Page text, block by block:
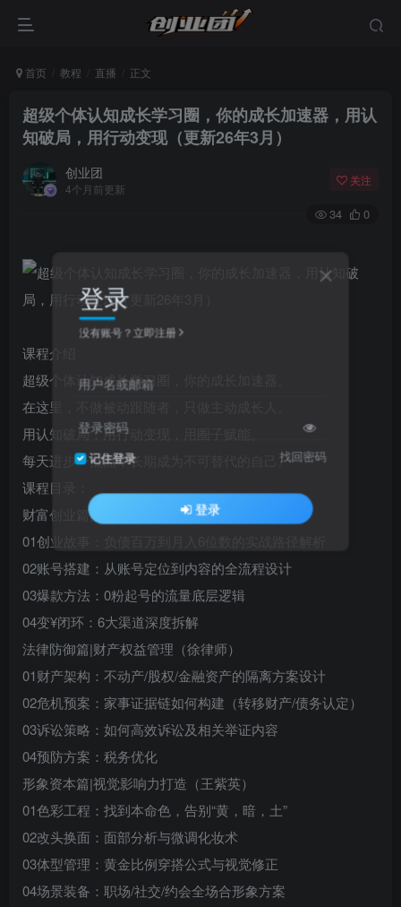
首页 教程 直播 正文
超级个体认知成长学习圈，你的成长加速器，用认
知破局，用行动变现（更新26年3月）
创业团
4个月前更新
关注
34 0
课程介绍
超级个体认知成长学习圈，你的成长加速器。
在这里，不做被动跟随者，只做主动成长人。
用认知破局，用行动变现，用圈子赋能。
每天进步一点点，长期成为不可替代的自己。
课程目录：
财富创业篇|自媒体创业重生篇（王大牙）
01创业故事：负债百万到月入6位数的实战路径解析
02账号搭建：从账号定位到内容的全流程设计
03爆款方法：0粉起号的流量底层逻辑
04变¥闭环：6大渠道深度拆解
法律防御篇|财产权益管理（徐律师）
01财产架构：不动产/股权/金融资产的隔离方案设计
02危机预案：家事证据链如何构建（转移财产/债务认定）
03诉讼策略：如何高效诉讼及相关举证内容
04预防方案：税务优化
形象资本篇|视觉影响力打造（王紫英）
01色彩工程：找到本命色，告别“黄，暗，土”
02改头换面：面部分析与微调化妆术
03体型管理：黄金比例穿搭公式与视觉修正
04场景装备：职场/社交/约会全场合形象方案
登录
没有账号？立即注册
用户名或邮箱
登录密码
记住登录 找回密码
登录